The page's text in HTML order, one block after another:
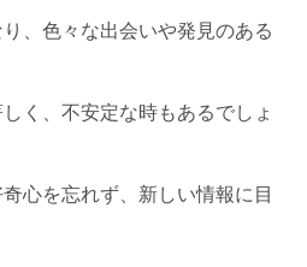
、色々な出会いや発見のある
く、不安定な時もあるでしょ
心を忘れず、新しい情報に目